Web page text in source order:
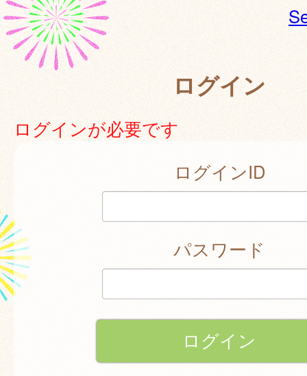
ログイン
ログインが必要です
ログインID
パスワード